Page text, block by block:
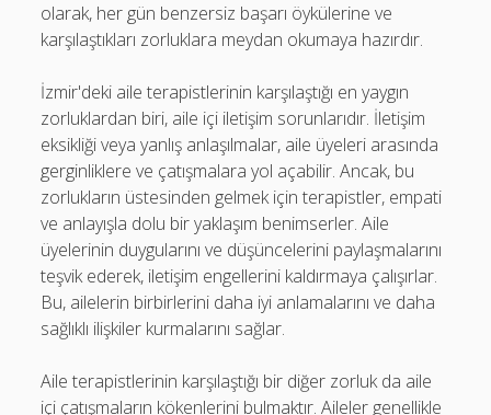
olarak, her gün benzersiz başarı öykülerine ve
karşılaştıkları zorluklara meydan okumaya hazırdır.
İzmir'deki aile terapistlerinin karşılaştığı en yaygın
zorluklardan biri, aile içi iletişim sorunlarıdır. İletişim
eksikliği veya yanlış anlaşılmalar, aile üyeleri arasında
gerginliklere ve çatışmalara yol açabilir. Ancak, bu
zorlukların üstesinden gelmek için terapistler, empati
ve anlayışla dolu bir yaklaşım benimserler. Aile
üyelerinin duygularını ve düşüncelerini paylaşmalarını
teşvik ederek, iletişim engellerini kaldırmaya çalışırlar.
Bu, ailelerin birbirlerini daha iyi anlamalarını ve daha
sağlıklı ilişkiler kurmalarını sağlar.
Aile terapistlerinin karşılaştığı bir diğer zorluk da aile
içi çatışmaların kökenlerini bulmaktır. Aileler genellikle